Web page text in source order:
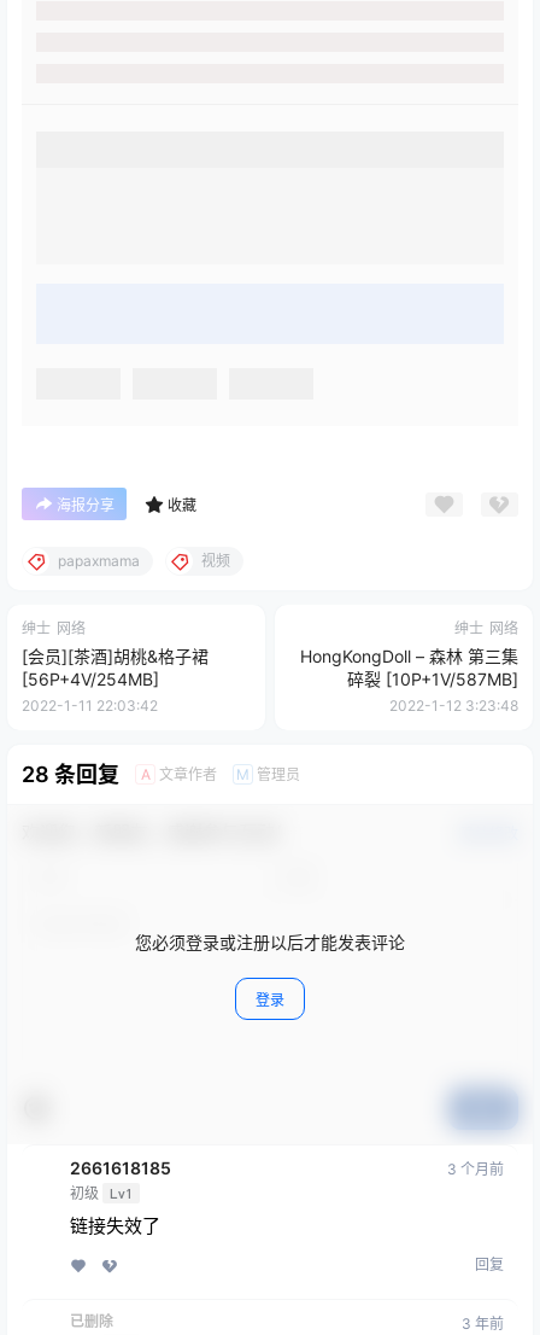
海报分享 收藏
papaxmama 视频
绅士 网络
[会员][茶酒]胡桃&格子裙
[56P+4V/254MB]
2022-1-11 22:03:42
绅士 网络
HongKongDoll – 森林 第三集
碎裂 [10P+1V/587MB]
2022-1-12 3:23:48
28 条回复 A 文章作者 M 管理员
您必须登录或注册以后才能发表评论
登录
2661618185
初级 Lv1
3 个月前
链接失效了
回复
已删除
3 年前